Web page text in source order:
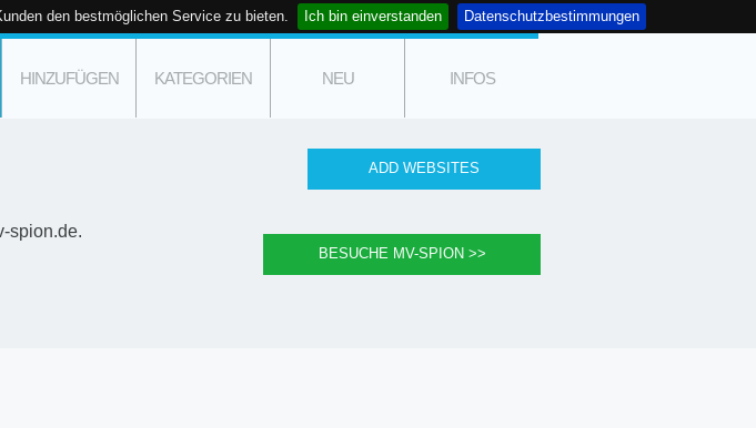
den bestmöglichen Service zu bieten. Ich bin einverstanden Datenschutzbestimmungen
HINZUFÜGEN KATEGORIEN NEU INFOS
spion.de.